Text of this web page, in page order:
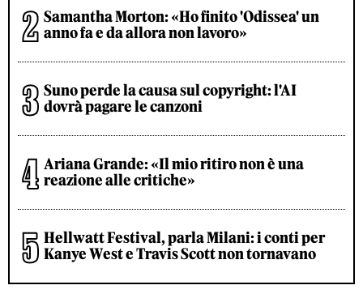
Samantha Morton: «Ho finito 'Odissea' un
anno fa e da allora non lavoro»
Suno perde la causa sul copyright: l'AI
dovrà pagare le canzoni
Ariana Grande: «Il mio ritiro non è una
reazione alle critiche»
Hellwatt Festival, parla Milani: i conti per
Kanye West e Travis Scott non tornavano